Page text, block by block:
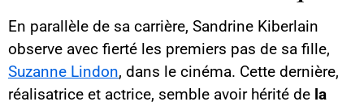
En parallèle de sa carrière, Sandrine Kiberlain
observe avec fierté les premiers pas de sa fille,
Suzanne Lindon, dans le cinéma. Cette dernière,
réalisatrice et actrice, semble avoir hérité de la